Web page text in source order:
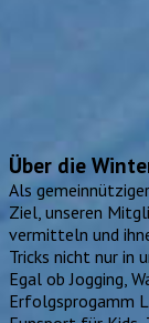
Über die
Als
Ziel, unseren
vermitteln und
Tricks nicht nur in
Egal ob Jogging,
Erfolgsprogamm